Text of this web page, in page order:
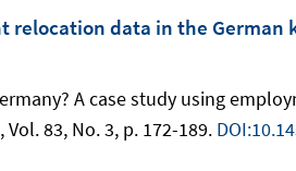
relocation data in the German
A case study using
83, No. 3, p. 172-189.